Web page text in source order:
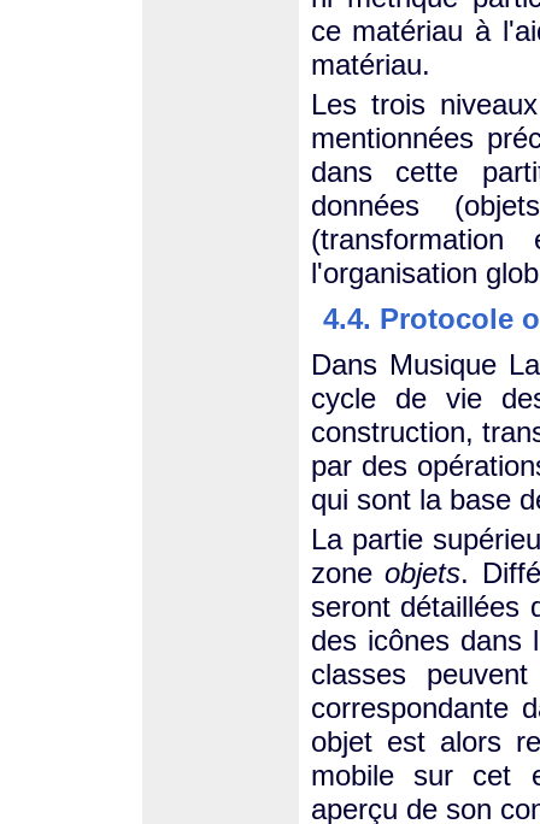
ce matériau à
matériau.
Les trois
mentionnées
dans cette
données
l'organisation
4.4. Protocole
Dans Musique
cycle de vie
construction,
par des
qui sont la base
La partie
zoneobjets.
seront détaillées
des icônes dans
classes
correspondante
objet est alors
mobile sur cet
aperçu de son